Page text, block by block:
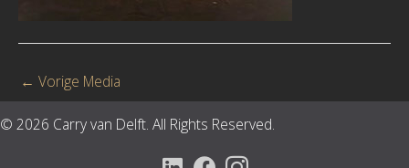
← Vorige Media
© 2026 Carry van Delft. All Rights Reserved.